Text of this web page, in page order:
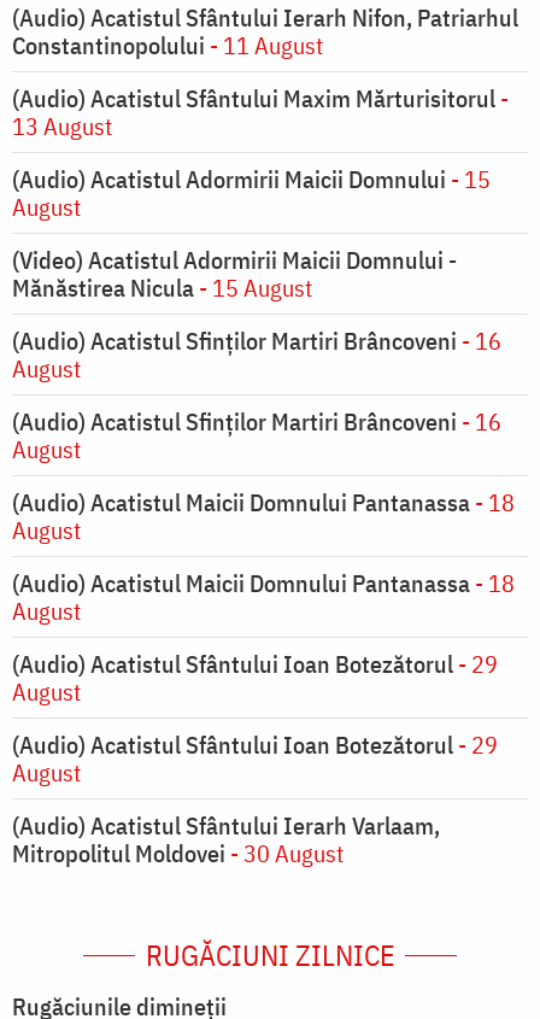
(Audio) Acatistul Sfântului Ierarh Nifon, Patriarhul
Constantinopolului - 11 August
(Audio) Acatistul Sfântului Maxim Mărturisitorul-
13 August
(Audio) Acatistul Adormirii Maicii Domnului - 15
August
(Video) Acatistul Adormirii Maicii Domnului -
Mănăstirea Nicula- 15 August
(Audio) Acatistul Sfinților Martiri Brâncoveni - 16
August
(Audio) Acatistul Sfinților Martiri Brâncoveni - 16
August
(Audio) Acatistul Maicii Domnului Pantanassa- 18
August
(Audio) Acatistul Maicii Domnului Pantanassa- 18
August
(Audio) Acatistul Sfântului Ioan Botezătorul- 29
August
(Audio) Acatistul Sfântului Ioan Botezătorul- 29
August
(Audio) Acatistul Sfântului Ierarh Varlaam,
Mitropolitul Moldovei - 30 August
RUGĂCIUNI ZILNICE
Rugăciunile dimineții